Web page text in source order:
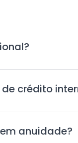
expandir
crédito
anuidade?